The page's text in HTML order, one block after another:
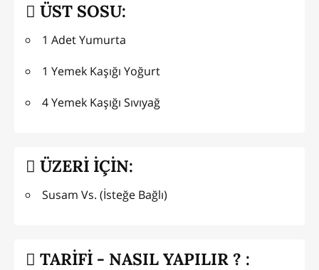
ÜST SOSU:
1 Adet Yumurta
1 Yemek Kaşığı Yoğurt
4 Yemek Kaşığı Sıvıyağ
ÜZERİ İÇİN:
Susam Vs. (İsteğe Bağlı)
TARİFİ - NASIL YAPILIR ? :